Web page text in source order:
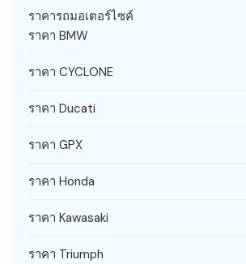
ราคารถมอเตอร์ไซค์
ราคา BMW
ราคา CYCLONE
ราคา Ducati
ราคา GPX
ราคา Honda
ราคา Kawasaki
ราคา Triumph